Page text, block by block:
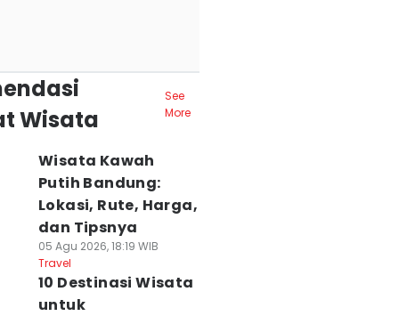
Wisata
See
More
Wisata Kawah
Putih Bandung:
Lokasi, Rute, Harga,
dan Tipsnya
05 Agu 2026, 18:19 WIB
Travel
10 Destinasi Wisata
untuk